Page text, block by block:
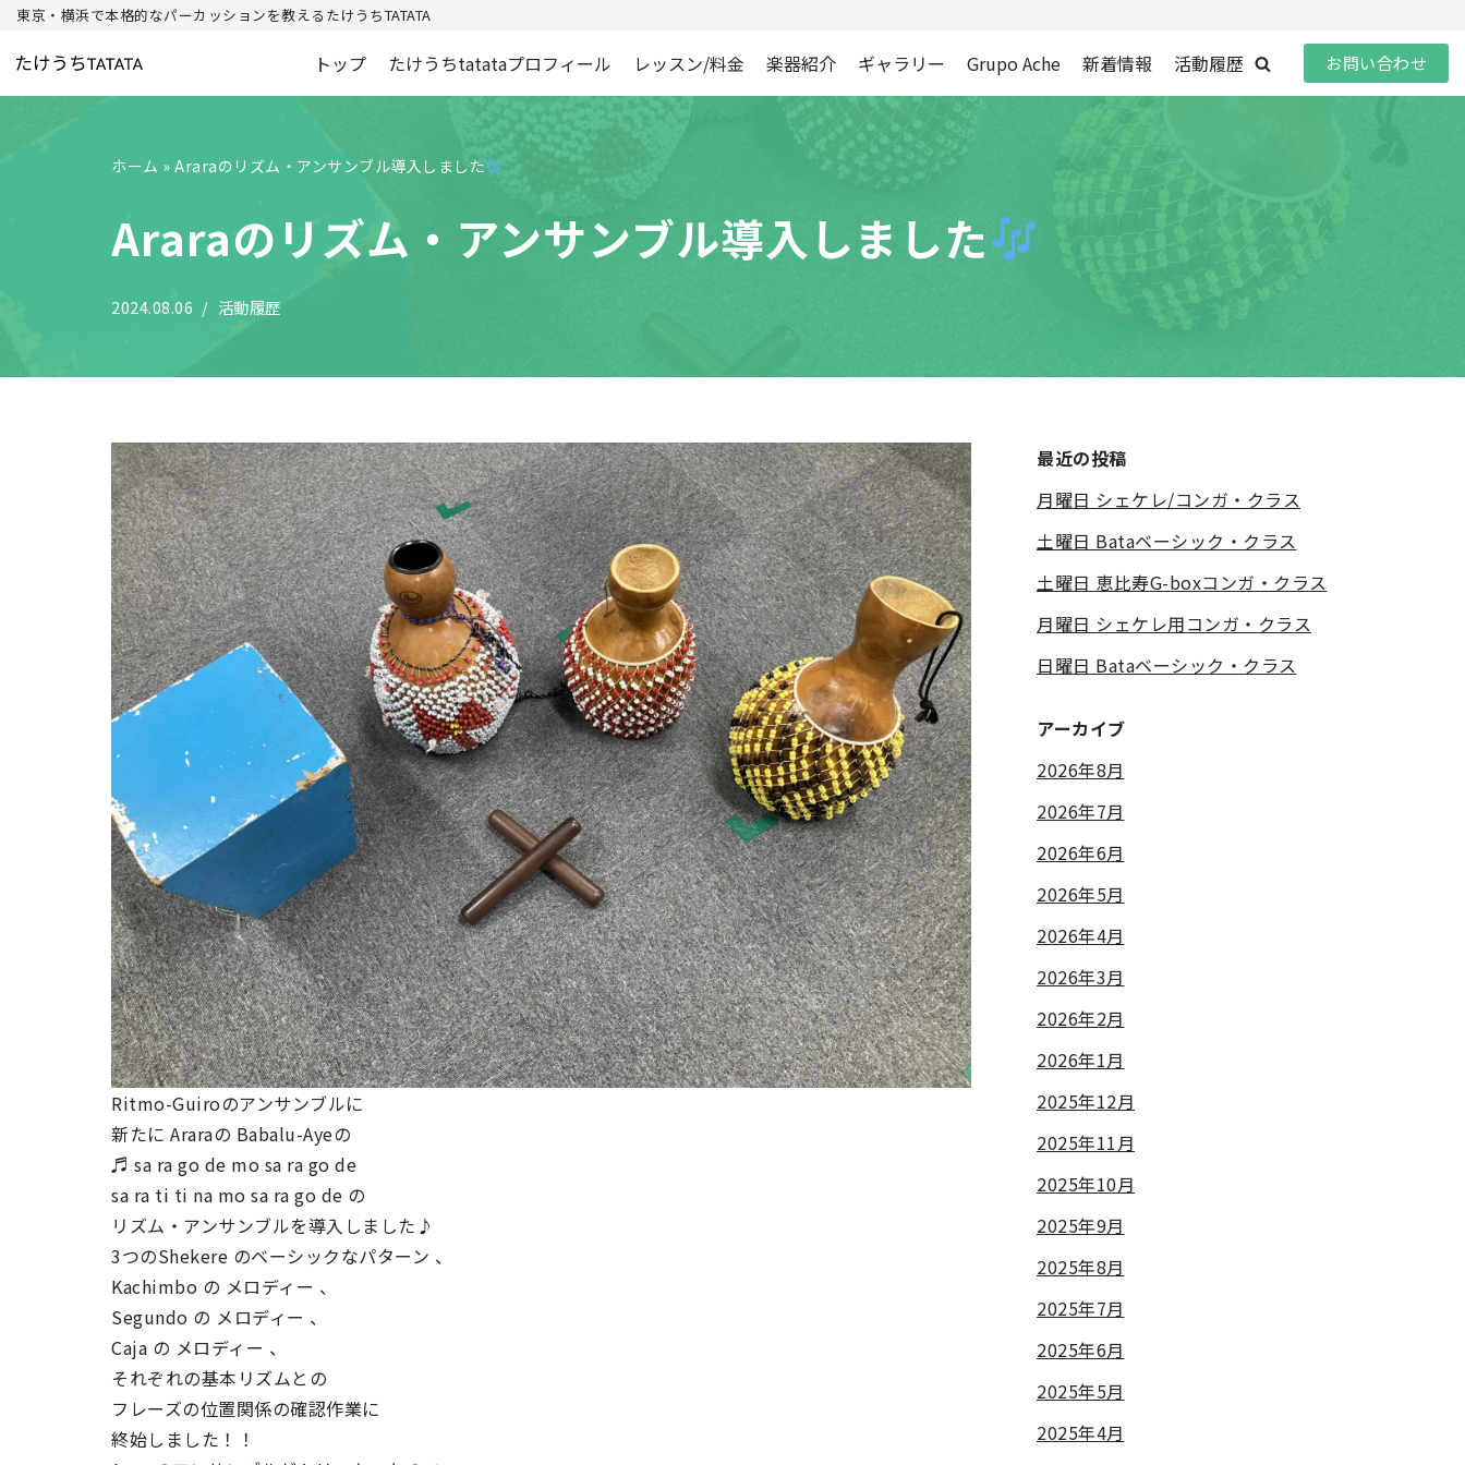
コ
ン
東京・横浜で本格的なパーカッションを教えるたけうちTATATA
トップ たけうちtatataプロフィール レッスン/料金 楽器紹介 ギャラリー Grupo Ache 新着情報 活動履歴 お問い合わせ
ホーム » Araraのリズム・アンサンブル導入しました
Araraのリズム・アンサンブル導入しました
2024.08.06 活動履歴
Ritmo-Guiroのアンサンブルに
新たに Araraの Babalu-Ayeの
♬ sa ra go de mo sa ra go de
sa ra ti ti na mo sa ra go de の
リズム・アンサンブルを導入しました♪
3つのShekere のベーシックなパターン 、
Kachimbo の メロディー 、
Segundo の メロディー 、
Caja の メロディー 、
それぞれの基本リズムとの
フレーズの位置関係の確認作業に
終始しました！！
最近の投稿
月曜日 シェケレ/コンガ・クラス
土曜日 Bataベーシック・クラス
土曜日 恵比寿G-boxコンガ・クラス
月曜日 シェケレ用コンガ・クラス
日曜日 Bataベーシック・クラス
アーカイブ
2026年8月
2026年7月
2026年6月
2026年5月
2026年4月
2026年3月
2026年2月
2026年1月
2025年12月
2025年11月
2025年10月
2025年9月
2025年8月
2025年7月
2025年6月
2025年5月
2025年4月